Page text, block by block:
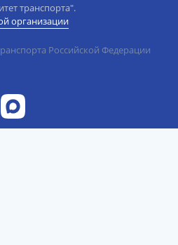
транспорта".
организации
Российской Федерации